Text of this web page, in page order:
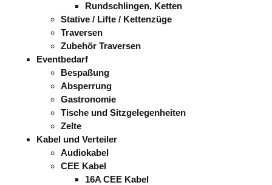
Rundschlingen, Ketten
Stative / Lifte / Kettenzüge
Traversen
Zubehör Traversen
Eventbedarf
Bespaßung
Absperrung
Gastronomie
Tische und Sitzgelegenheiten
Zelte
Kabel und Verteiler
Audiokabel
CEE Kabel
16A CEE Kabel